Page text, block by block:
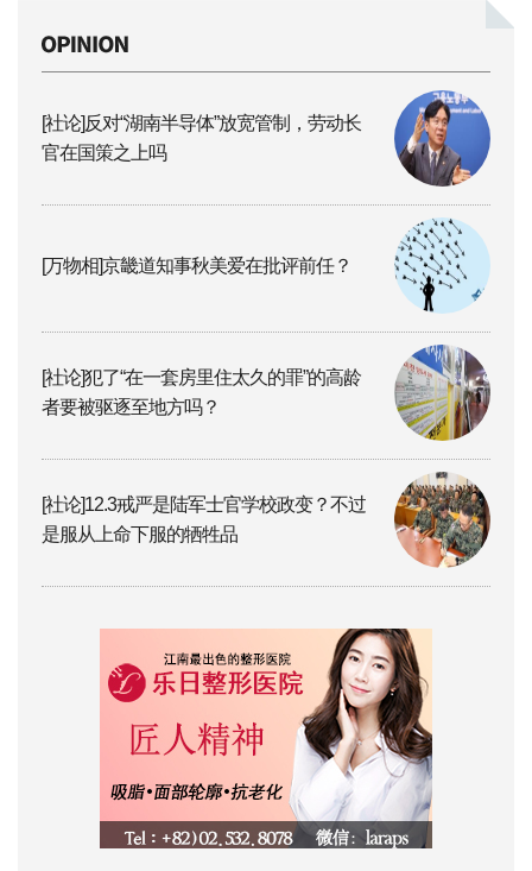
[社论]反对“湖南半导体”放宽管制，劳动长
官在国策之上吗
[万物相]京畿道知事秋美爱在批评前任？
[社论]犯了“在一套房里住太久的罪”的高龄
者要被驱逐至地方吗？
[社论]12.3戒严是陆军士官学校政变？不过
是服从上命下服的牺牲品